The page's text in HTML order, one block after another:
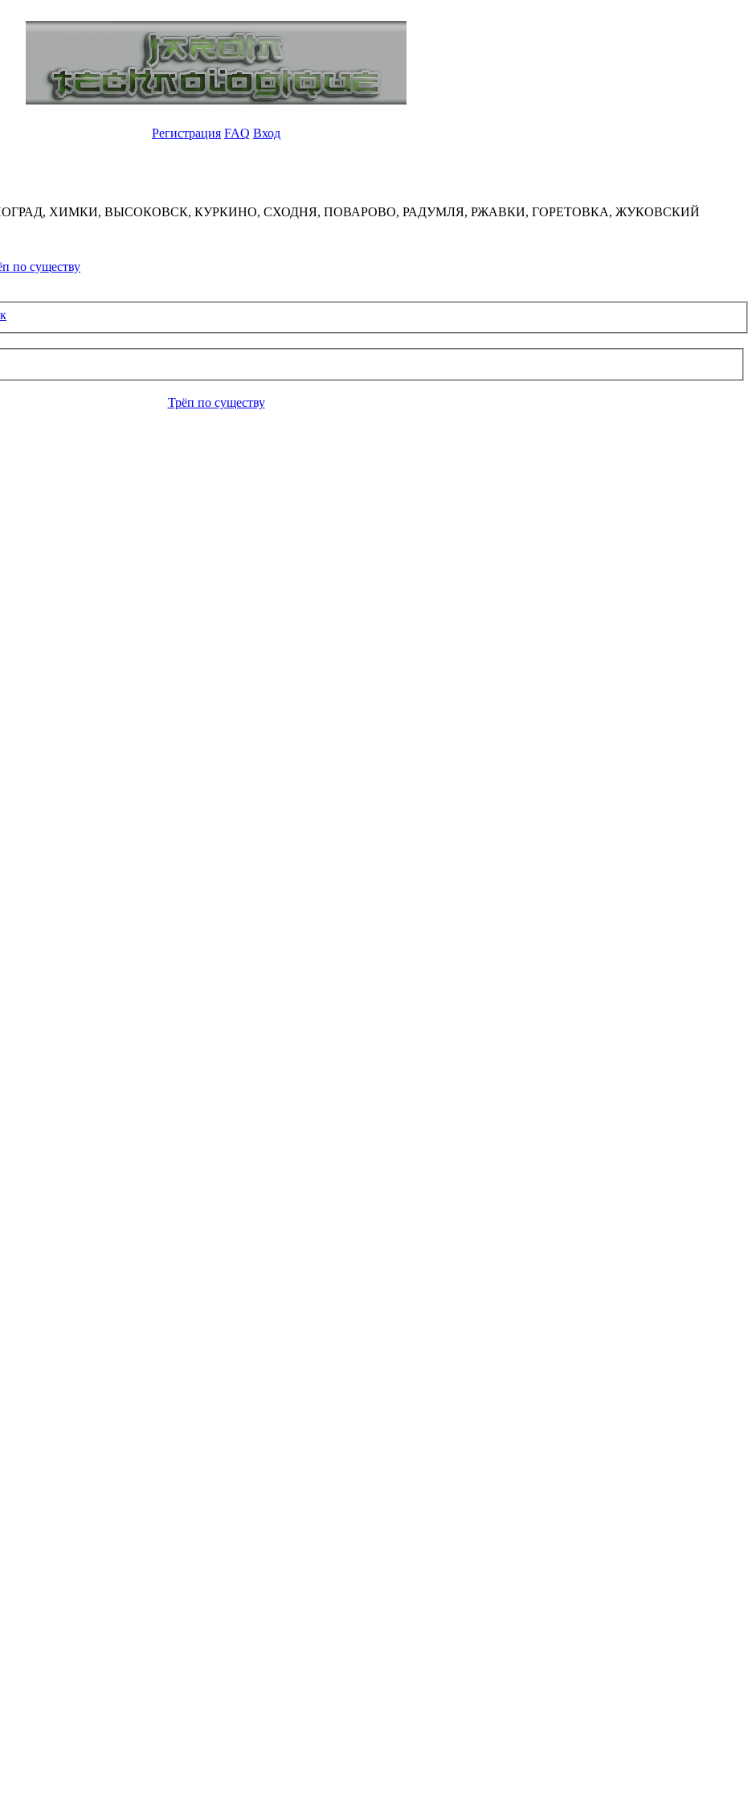
Регистрация FAQ Вход
ХИМКИ, ВЫСОКОВСК, КУРКИНО, СХОДНЯ, ПОВАРОВО, РАДУМЛЯ, РЖАВКИ, ГОРЕТОВКА, ЖУКОВСКИЙ
по существу
Трёп по существу